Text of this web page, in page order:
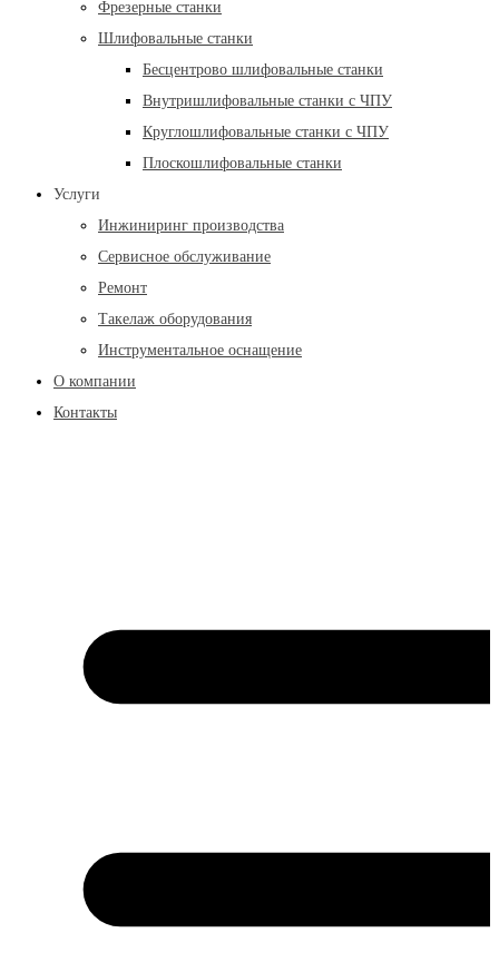
Фрезерные станки
Шлифовальные станки
Бесцентрово шлифовальные станки
Внутришлифовальные станки с ЧПУ
Круглошлифовальные станки с ЧПУ
Плоскошлифовальные станки
Услуги
Инжиниринг производства
Сервисное обслуживание
Ремонт
Такелаж оборудования
Инструментальное оснащение
О компании
Контакты